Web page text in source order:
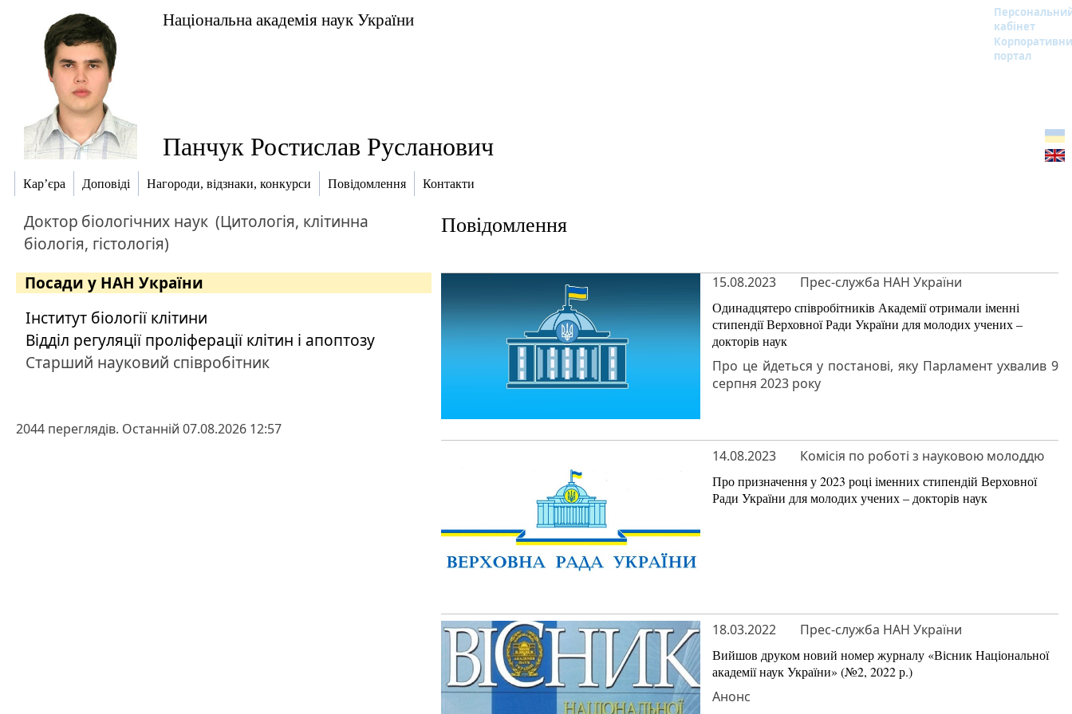
Національна академія наук України
кабінет
портал
Панчук Ростислав Русланович
Кар’єра Доповіді Нагороди, відзнаки, конкурси Повідомлення Контакти
Доктор біологічних наук (Цитологія, клітинна
біологія, гістологія)
Посади у НАН України
Інститут біології клітини
Відділ регуляції проліферації клітин і апоптозу
Старший науковий співробітник
2044 переглядів. Останній 07.08.2026 12:57
Повідомлення
15.08.2023 Прес-служба НАН України
Одинадцятеро співробітників Академії отримали іменні
стипендії Верховної Ради України для молодих учених –
докторів наук
Про це йдеться у постанові, яку Парламент ухвалив 9
серпня 2023 року
14.08.2023 Комісія по роботі з науковою молоддю
Про призначення у 2023 році іменних стипендій Верховної
Ради України для молодих учених – докторів наук
18.03.2022 Прес-служба НАН України
Вийшов друком новий номер журналу «Вісник Національної
академії наук України» (№2, 2022 р.)
Анонс